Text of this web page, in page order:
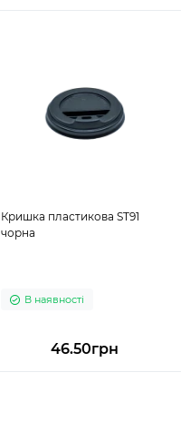
Кришка пластикова ST91
чорна
В наявності
46.50грн